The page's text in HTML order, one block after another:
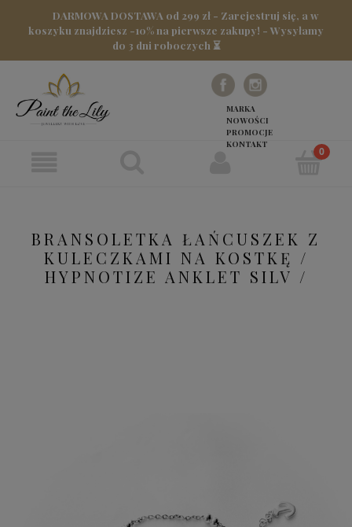
DARMOWA DOSTAWA od 299 zł - Zarejestruj się, a w
koszyku znajdziesz -10% na pierwsze zakupy! - Wysyłamy
do 3 dni roboczych ⏳
MARKA
NOWOŚCI
PROMOCJE
KONTAKT
BRANSOLETKA ŁAŃCUSZEK Z
KULECZKAMI NA KOSTKĘ /
HYPNOTIZE ANKLET SILV /